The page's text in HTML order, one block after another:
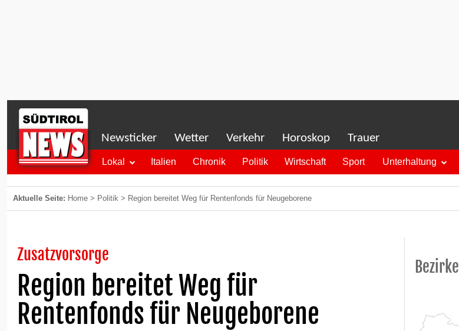
Newsticker Wetter Verkehr Horoskop Trauer
Lokal Italien Chronik Politik Wirtschaft Sport Unterhaltung
Aktuelle Seite: Home > Politik > Region bereitet Weg für Rentenfonds für Neugeborene
Zusatzvorsorge
Region bereitet Weg für
Rentenfonds für Neugeborene
Bezirke